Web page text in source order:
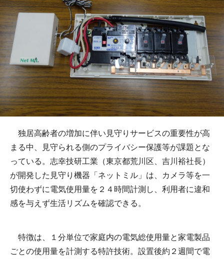
独居高齢者の増加に伴い見守りサービスの重要性が高
まる中、見守られる側のプライバシー保護等が課題とな
っている。志幸技研工業（東京都荒川区、吉川裕社長）
が開発した見守り機器「ネットミル」は、カメラ等を一
切使わずに電気使用量を２４時間計測し、利用者に違和
感を与えず生活リズムを確認できる。
特徴は、１分単位で家庭内の電気総使用量と家電製品
ごとの使用量を計測する特許技術。設置後約２週間で電